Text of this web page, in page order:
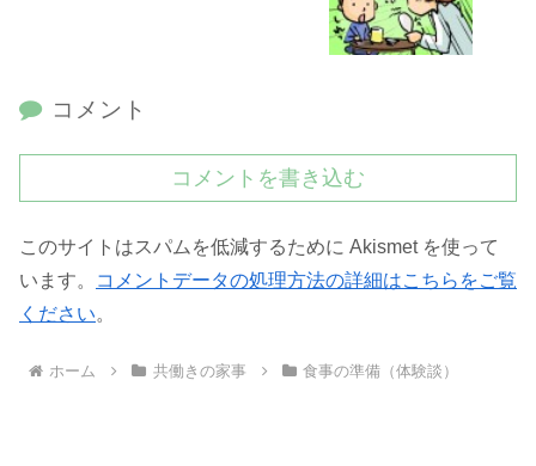
コメント
コメントを書き込む
このサイトはスパムを低減するために Akismet を使って
います。
コメントデータの処理方法の詳細はこちらをご覧
ください。
ホーム 共働きの家事 食事の準備（体験談）